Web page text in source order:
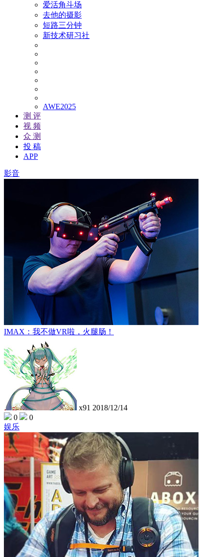
爱活角斗场
去他的摄影
短路三分钟
新技术研习社
AWE2025
测 评
视 频
众 测
投 稿
APP
影音
IMAX：我不做VR啦，火腿肠！
x91 2018/12/14
0
0
娱乐